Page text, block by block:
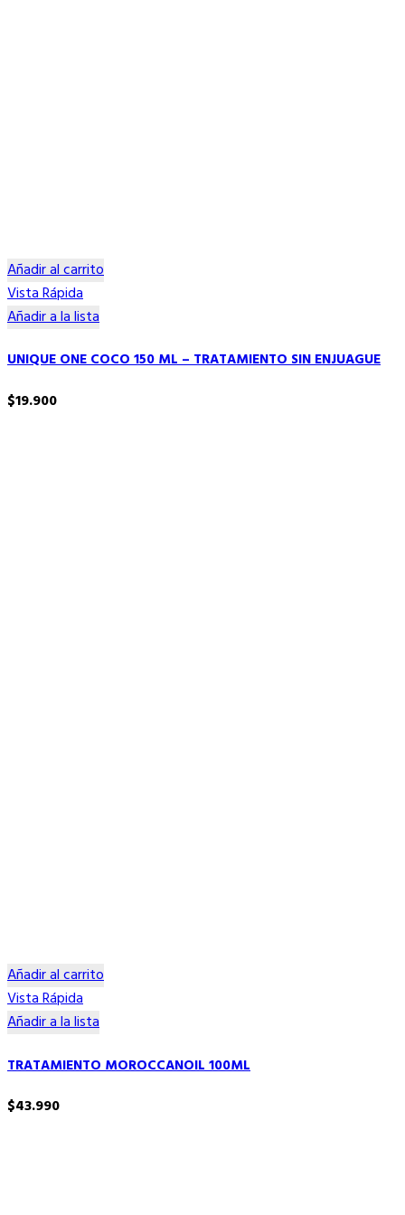
Añadir al carrito
Vista Rápida
Añadir a la lista
UNIQUE ONE COCO 150 ML – TRATAMIENTO SIN ENJUAGUE
$19.900
Añadir al carrito
Vista Rápida
Añadir a la lista
TRATAMIENTO MOROCCANOIL 100ML
$43.990